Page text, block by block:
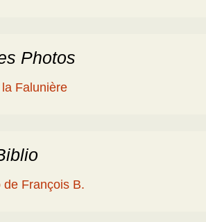
Photos
Falunière
de François B.